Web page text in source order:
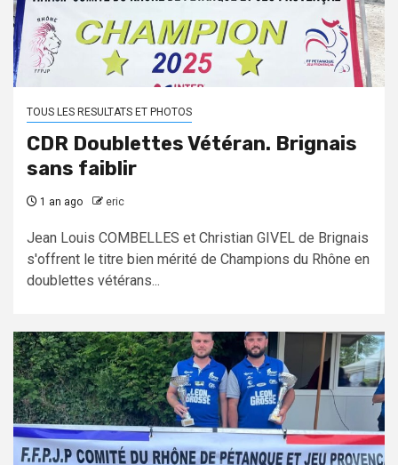
TOUS LES RESULTATS ET PHOTOS
CDR Doublettes Vétéran. Brignais
sans faiblir
1 an ago eric
Jean Louis COMBELLES et Christian GIVEL de Brignais
s'offrent le titre bien mérité de Champions du Rhône en
doublettes vétérans...